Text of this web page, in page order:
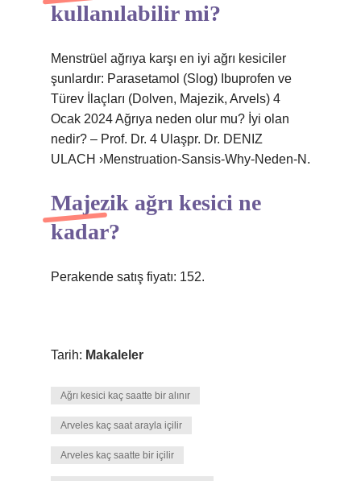
kullanılabilir mi?
Menstrüel ağrıya karşı en iyi ağrı kesiciler
şunlardır: Parasetamol (Slog) Ibuprofen ve
Türev İlaçları (Dolven, Majezik, Arvels) 4
Ocak 2024 Ağrıya neden olur mu? İyi olan
nedir? – Prof. Dr. 4 Ulaşpr. Dr. DENIZ
ULACH ›Menstruation-Sansis-Why-Neden-N.
Majezik ağrı kesici ne
kadar?
Perakende satış fiyatı: 152.
Tarih: Makaleler
Ağrı kesici kaç saatte bir alınır
Arveles kaç saat arayla içilir
Arveles kaç saatte bir içilir